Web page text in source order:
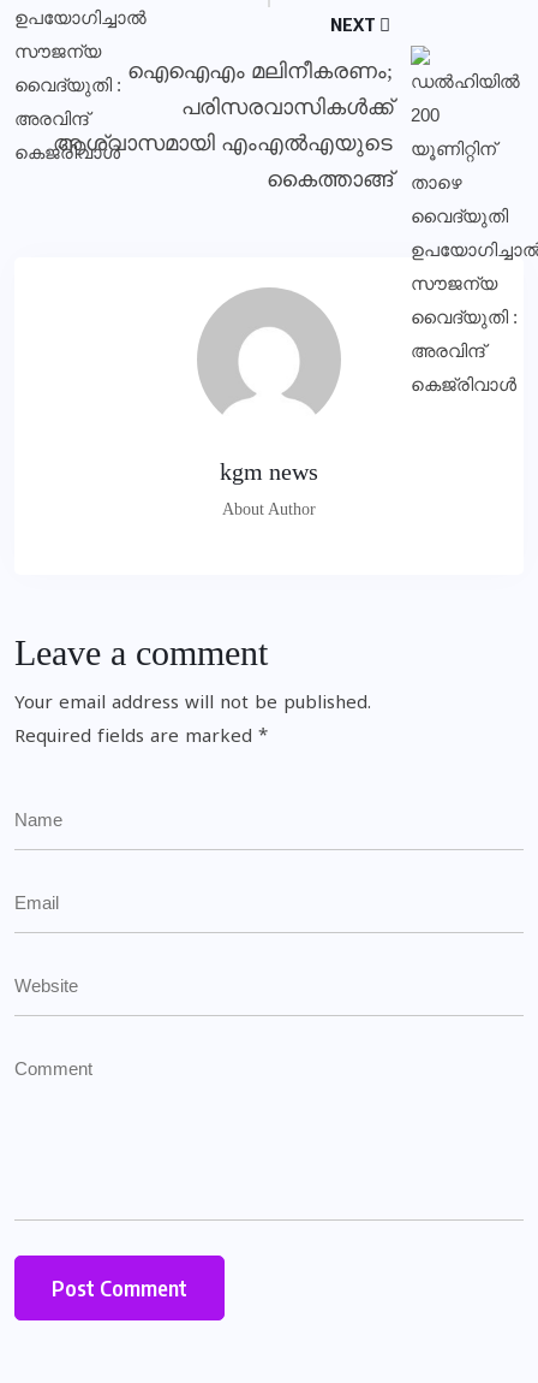
NEXT
ഐഐഎം മലിനീകരണം;
പരിസരവാസികള്‍ക്ക്
ആശ്വാസമായി എംഎല്‍എയുടെ
കൈത്താങ്ങ്
kgm news
About Author
Leave a comment
Your email address will not be published.
Required fields are marked *